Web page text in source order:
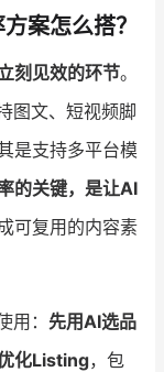
案怎么搭？
刻见效的环节。
图文、短视频脚
是支持多平台模
的关键，是让AI
可复用的内容素
： 先用AI选品
化Listing，包